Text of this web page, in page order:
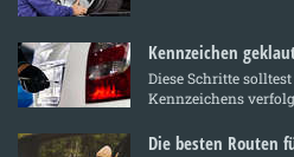
Kennzeichen
Diese Schritte
Kennzeichens
Die besten Routen